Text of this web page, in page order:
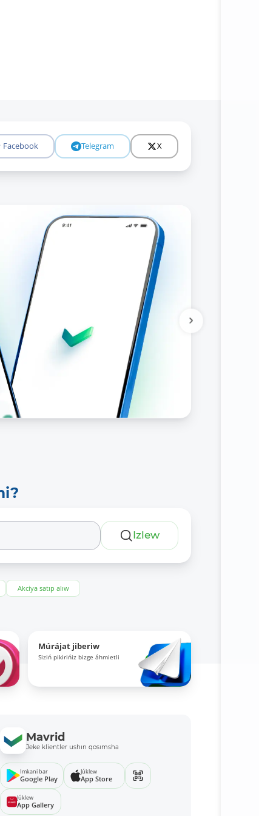
Facebook Telegram X
Izlew
Akciya satıp alıw
Múrájat jiberiw
Siziń pikirińiz bizge áhmietli
Mavrid
Jeke klientler ushın qosımsha
Imkani bar
Google Play
Júklew
App Store
Júklew
App Gallery